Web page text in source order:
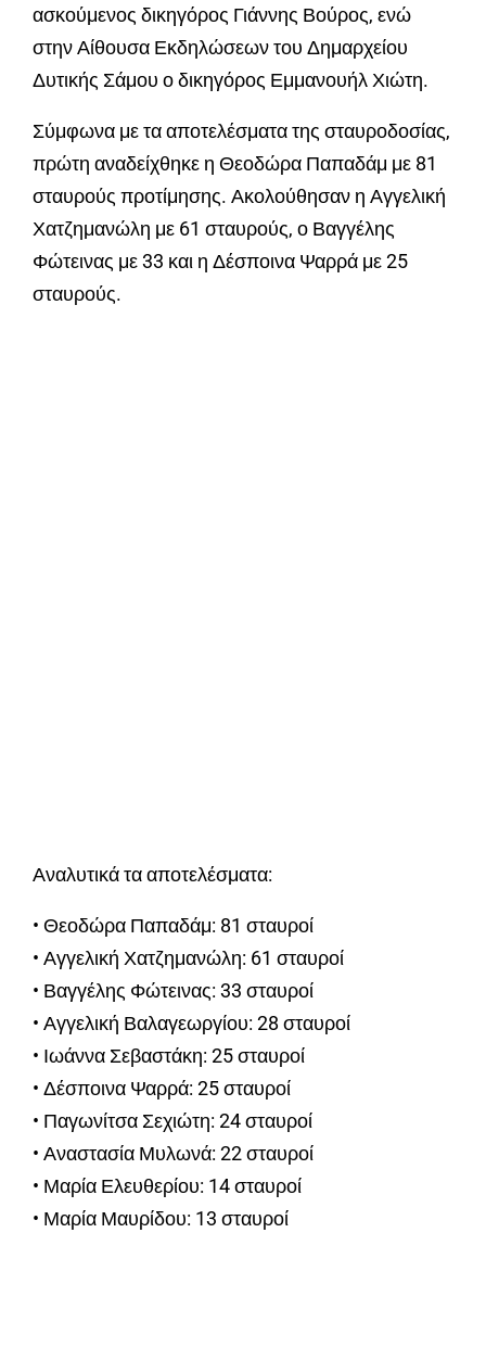
ασκούμενος δικηγόρος Γιάννης Βούρος, ενώ
στην Αίθουσα Εκδηλώσεων του Δημαρχείου
Δυτικής Σάμου ο δικηγόρος Εμμανουήλ Χιώτη.
Σύμφωνα με τα αποτελέσματα της σταυροδοσίας,
πρώτη αναδείχθηκε η Θεοδώρα Παπαδάμ με 81
σταυρούς προτίμησης. Ακολούθησαν η Αγγελική
Χατζημανώλη με 61 σταυρούς, ο Βαγγέλης
Φώτεινας με 33 και η Δέσποινα Ψαρρά με 25
σταυρούς.
Αναλυτικά τα αποτελέσματα:
• Θεοδώρα Παπαδάμ: 81 σταυροί
• Αγγελική Χατζημανώλη: 61 σταυροί
• Βαγγέλης Φώτεινας: 33 σταυροί
• Αγγελική Βαλαγεωργίου: 28 σταυροί
• Ιωάννα Σεβαστάκη: 25 σταυροί
• Δέσποινα Ψαρρά: 25 σταυροί
• Παγωνίτσα Σεχιώτη: 24 σταυροί
• Αναστασία Μυλωνά: 22 σταυροί
• Μαρία Ελευθερίου: 14 σταυροί
• Μαρία Μαυρίδου: 13 σταυροί